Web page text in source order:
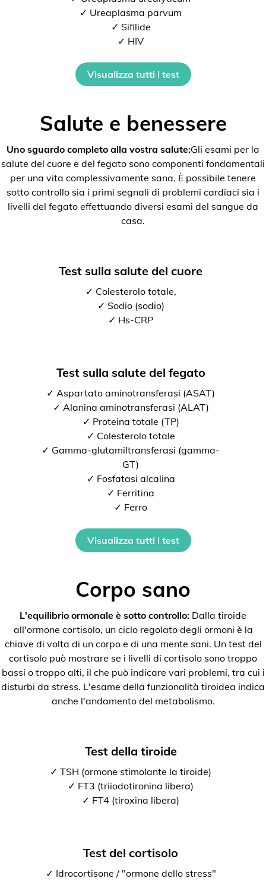
✓ Ureaplasma parvum
✓ Sifilide
✓ HIV
Visualizza tutti i test
Salute e benessere
Uno sguardo completo alla vostra salute:Gli esami per la
salute del cuore e del fegato sono componenti fondamentali
per una vita complessivamente sana. È possibile tenere
sotto controllo sia i primi segnali di problemi cardiaci sia i
livelli del fegato effettuando diversi esami del sangue da
casa.
Test sulla salute del cuore
✓ Colesterolo totale,
✓ Sodio (sodio)
✓ Hs-CRP
Test sulla salute del fegato
✓ Aspartato aminotransferasi (ASAT)
✓ Alanina aminotransferasi (ALAT)
✓ Proteina totale (TP)
✓ Colesterolo totale
✓ Gamma-glutamiltransferasi (gamma-
GT)
✓ Fosfatasi alcalina
✓ Ferritina
✓ Ferro
Visualizza tutti i test
Corpo sano
L'equilibrio ormonale è sotto controllo: Dalla tiroide
all'ormone cortisolo, un ciclo regolato degli ormoni è la
chiave di volta di un corpo e di una mente sani. Un test del
cortisolo può mostrare se i livelli di cortisolo sono troppo
bassi o troppo alti, il che può indicare vari problemi, tra cui i
disturbi da stress. L'esame della funzionalità tiroidea indica
anche l'andamento del metabolismo.
Test della tiroide
✓ TSH (ormone stimolante la tiroide)
✓ FT3 (triiodotironina libera)
✓ FT4 (tiroxina libera)
Test del cortisolo
✓ Idrocortisone / "ormone dello stress"